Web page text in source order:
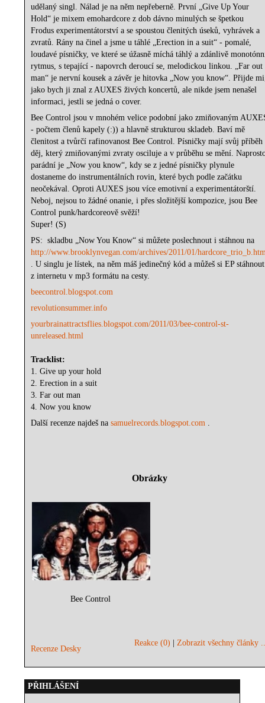
udělaný singl. Nálad je na něm nepřeberně. První „Give Up Your
Hold“ je mixem emohardcore z dob dávno minulých se špetkou
Frodus experimentátorství a se spoustou členitých úseků, vyhrávek a
zvratů. Rány na činel a jsme u táhlé „Erection in a suit“ - pomalé,
loudavé písničky, ve které se úžasně míchá táhlý a zdánlivě
rytmus, s tepající - napovrch deroucí se, melodickou linkou. „Far out
man“ je nervní kousek a závěr je hitovka „Now you know“. Přijde
jako bych ji znal z AUXES živých koncertů, ale nikde jsem nenašel
informaci, jestli se jedná o cover.
Bee Control jsou v mnohém velice podobní jako zmiňovaným
- počtem členů kapely (:)) a hlavně strukturou skladeb. Baví mě
členitost a tvůrčí rafinovanost Bee Control. Písničky mají svůj příběh
děj, který zmiňovanými zvraty osciluje a v průběhu se mění.
parádní je „Now you know“, kdy se z jedné písničky plynule
dostaneme do instrumentálních rovin, které bych podle začátku
neočekával. Oproti AUXES jsou více emotivní a experimentátorští.
Neboj, nejsou to žádné onanie, i přes složitější kompozice, jsou Bee
Control punk/hardcoreově svěží!
Super! (S)
PS: skladbu „Now You Know“ si můžete poslechnout i stáhnou na
http://www.brooklynvegan.com/archives/2011/01/
. U singlu je lístek, na něm máš jedinečný kód a můžeš si EP stáhnout
z internetu v mp3 formátu na cesty.
beecontrol.blogspot.com
revolutionsummer.info
yourbrainattractsflies.blogspot.com/2011/03/bee-control-st-
unreleased.html
Tracklist:
1. Give up your hold
2. Erection in a suit
3. Far out man
4. Now you know
Další recenze najdeš nasamuelrecords.blogspot.com .
Obrázky
Bee Control
Recenze Desky
Reakce (0) |Zobrazit všechny články
PŘIHLÁŠENÍ